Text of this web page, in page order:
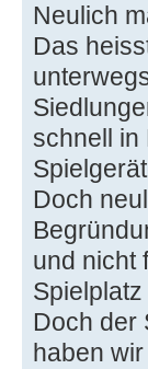
Neulich
Das
schnell in
Doch
und nicht
Doch der
haben